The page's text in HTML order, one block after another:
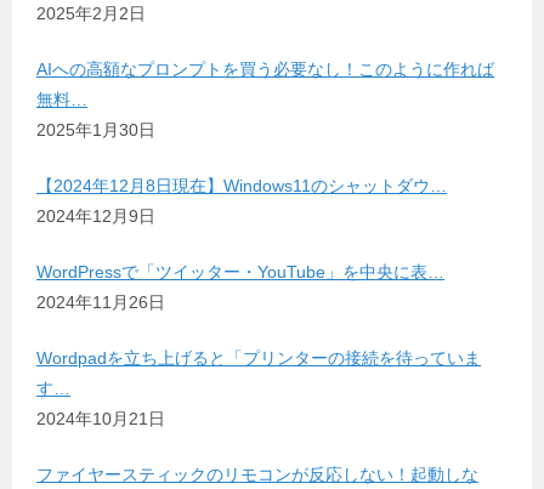
2025年2月2日
AIへの高額なプロンプトを買う必要なし！このように作れば
無料…
2025年1月30日
【2024年12月8日現在】Windows11のシャットダウ…
2024年12月9日
WordPressで「ツイッター・YouTube」を中央に表…
2024年11月26日
Wordpadを立ち上げると「プリンターの接続を待っていま
す…
2024年10月21日
ファイヤースティックのリモコンが反応しない！起動しな